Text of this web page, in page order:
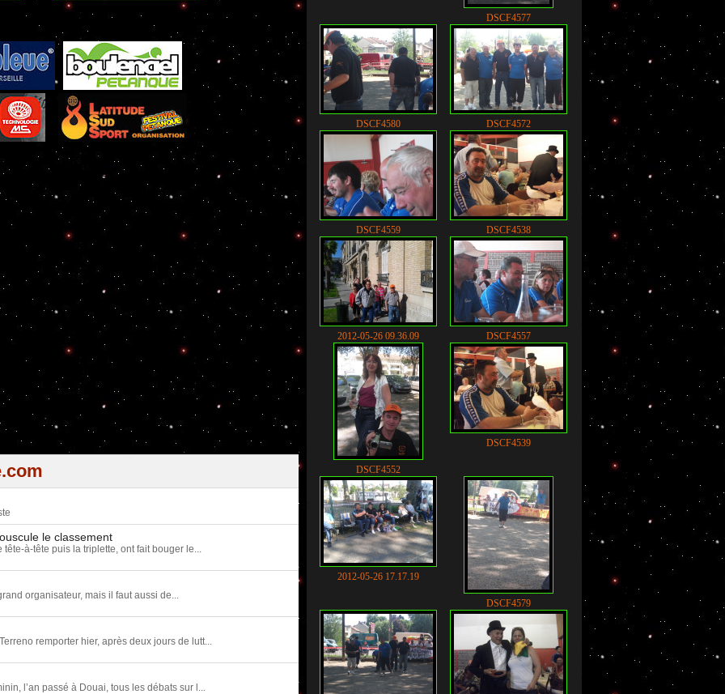
d'Intérieur
Al'Comm
Berryscope Studio Vidéo à Bourges Direct live
pétanque : La boutique
le classement
à-tête puis la triplette, ont fait bouger le...
organisateur, mais il faut aussi de...
remporter hier, après deux jours de lutt...
l’an passé à Douai, tous les débats sur l...
DSCF4577
DSCF4580 DSCF4572
DSCF4559 DSCF4538
2012-05-26 09.36.09 DSCF4557
DSCF4552
DSCF4539
2012-05-26 17.17.19
DSCF4579